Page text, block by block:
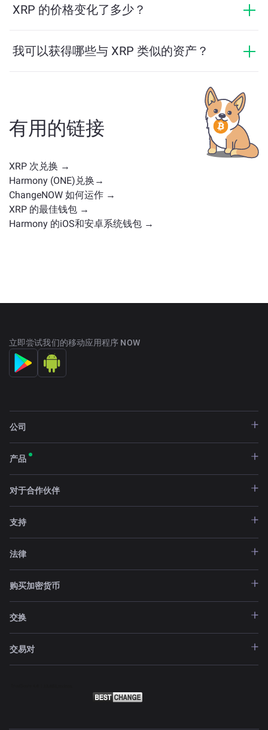
XRP，反之亦然。此外，ChangeNOW 还支持多链桥功
XRP 的价格变化了多少？
我可以获得哪些与 XRP 类似的资产？
实用代币、治理币或其他类型。常见的替代方案包括具
有类似用途或市场定位的其他加密货币。请查看主交换
页面上所有可供兑换的资产。
有用的链接
XRP 次兑换 →
Harmony (ONE)兑换→
ChangeNOW 如何运作 →
XRP 的最佳钱包 →
Harmony 的iOS和安卓系统钱包 →
立即尝试我们的移动应用程序 NOW
公司
产品
对于合作伙伴
支持
法律
购买加密货币
交换
交易对